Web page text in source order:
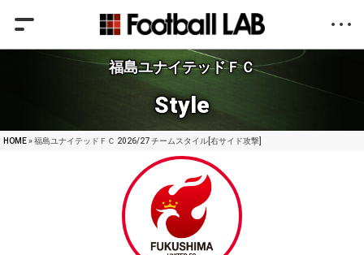
福島ユナイテッドＦＣ
Style
HOME» 福島ユナイテッドＦＣ 2026/27 チームスタイル[右サイド攻撃]